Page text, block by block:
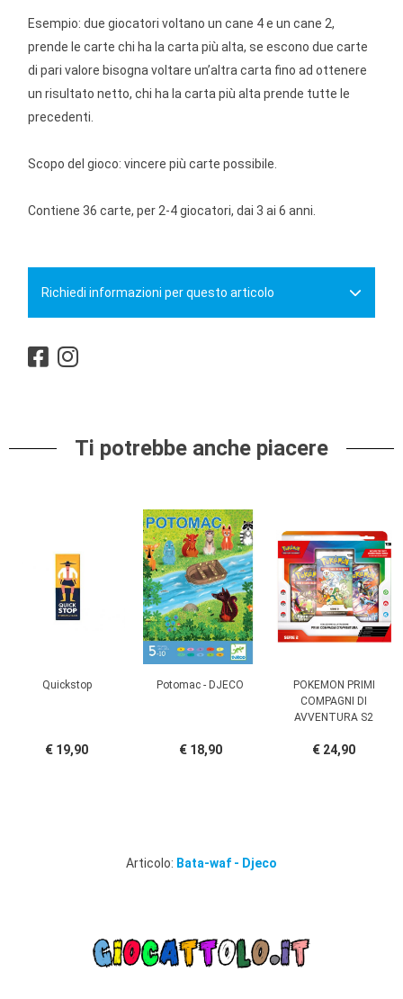
Esempio: due giocatori voltano un cane 4 e un cane 2,
prende le carte chi ha la carta più alta, se escono due carte
di pari valore bisogna voltare un’altra carta fino ad ottenere
un risultato netto, chi ha la carta più alta prende tutte le
precedenti.
Scopo del gioco: vincere più carte possibile.
Contiene 36 carte, per 2-4 giocatori, dai 3 ai 6 anni.
Richiedi informazioni per questo articolo
Ti potrebbe anche piacere
Quickstop
€ 19,90
Potomac - DJECO
€ 18,90
POKEMON PRIMI
COMPAGNI DI
AVVENTURA S2
€ 24,90
Articolo: Bata-waf - Djeco